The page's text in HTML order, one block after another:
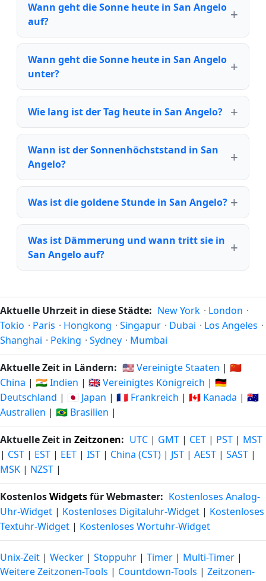
Wann geht die Sonne heute in San Angelo
auf?
Wann geht die Sonne heute in San Angelo
unter?
Wie lang ist der Tag heute in San Angelo?
Wann ist der Sonnenhöchststand in San
Angelo?
Was ist die goldene Stunde in San Angelo?
Was ist Dämmerung und wann tritt sie in
San Angelo auf?
Aktuelle Uhrzeit in diese Städte: New York · London ·
Tokio · Paris · Hongkong · Singapur · Dubai · Los Angeles ·
Shanghai · Peking · Sydney · Mumbai
Aktuelle Zeit in Ländern: 🇺🇸 Vereinigte Staaten | 🇨🇳
China | 🇮🇳 Indien | 🇬🇧 Vereinigtes Königreich | 🇩🇪
Deutschland | 🇯🇵 Japan | 🇫🇷 Frankreich | 🇨🇦 Kanada | 🇦🇺
Australien | 🇧🇷 Brasilien |
Aktuelle Zeit in Zeitzonen: UTC | GMT | CET | PST | MST
| CST | EST | EET | IST | China (CST) | JST | AEST | SAST |
MSK | NZST |
KostenlosWidgetsfür Webmaster: Kostenloses Analog-
Uhr-Widget | Kostenloses Digitaluhr-Widget | Kostenloses
Textuhr-Widget | Kostenloses Wortuhr-Widget
Unix-Zeit | Wecker | Stoppuhr | Timer | Multi-Timer |
Weitere Zeitzonen-Tools | Countdown-Tools | Zeitzonen-